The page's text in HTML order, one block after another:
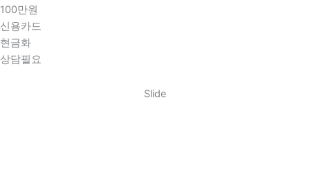
100만원
신용카드
현금화
상담필요
Slide